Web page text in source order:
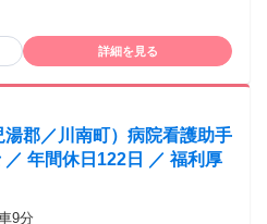
15日支払い 銀行振込
詳細を見る
郡／川南町）病院看護助手
／ 年間休日122日 ／ 福利厚
9分